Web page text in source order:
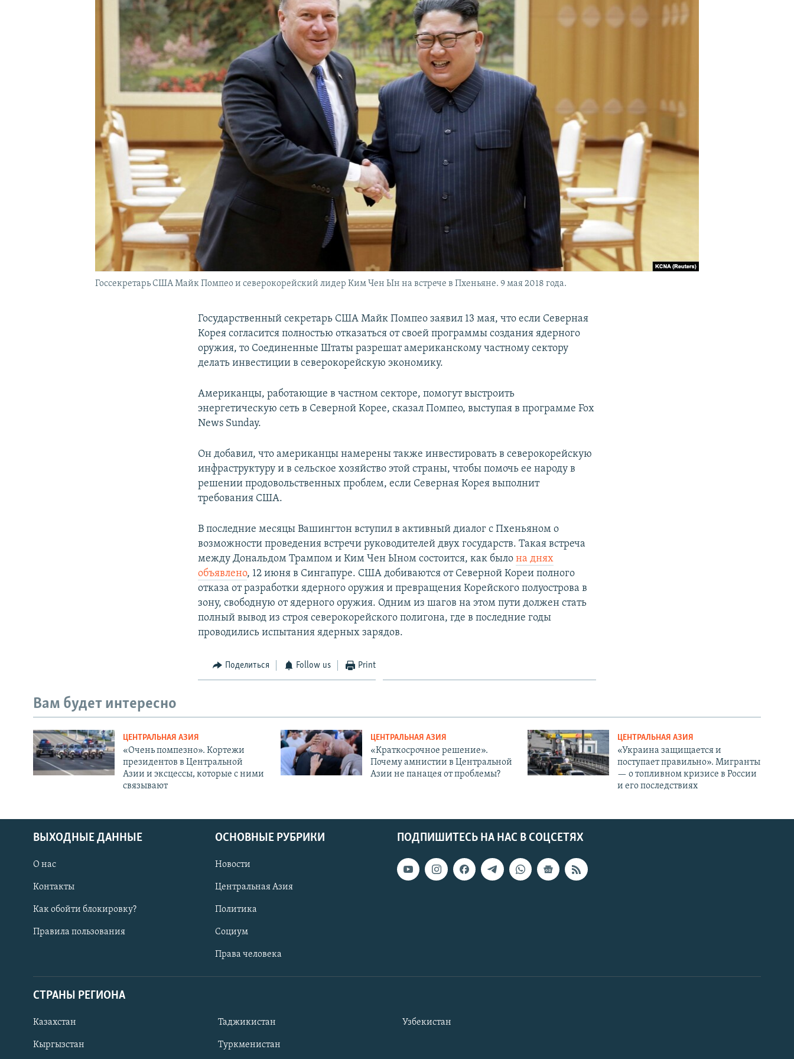
Госсекретарь США Майк Помпео и северокорейский лидер Ким Чен Ын на встрече в Пхеньяне. 9 мая 2018 года.
Государственный секретарь США Майк Помпео заявил 13 мая, что если Северная
Корея согласится полностью отказаться от своей программы создания ядерного
оружия, то Соединенные Штаты разрешат американскому частному сектору
делать инвестиции в северокорейскую экономику.
Американцы, работающие в частном секторе, помогут выстроить
энергетическую сеть в Северной Корее, сказал Помпео, выступая в программе Fox
News Sunday.
Он добавил, что американцы намерены также инвестировать в северокорейскую
инфраструктуру и в сельское хозяйство этой страны, чтобы помочь ее народу в
решении продовольственных проблем, если Северная Корея выполнит
требования США.
В последние месяцы Вашингтон вступил в активный диалог с Пхеньяном о
возможности проведения встречи руководителей двух государств. Такая встреча
между Дональдом Трампом и Ким Чен Ыном состоится, как былона днях
объявлено, 12 июня в Сингапуре. США добиваются от Северной Кореи полного
отказа от разработки ядерного оружия и превращения Корейского полуострова в
зону, свободную от ядерного оружия. Одним из шагов на этом пути должен стать
полный вывод из строя северокорейского полигона, где в последние годы
проводились испытания ядерных зарядов.
Поделиться Follow us Print
Вам будет интересно
ЦЕНТРАЛЬНАЯ АЗИЯ
«Очень помпезно». Кортежи
президентов в Центральной
Азии и эксцессы, которые с ними
связывают
ЦЕНТРАЛЬНАЯ АЗИЯ
«Краткосрочное решение».
Почему амнистии в Центральной
Азии не панацея от проблемы?
ЦЕНТРАЛЬНАЯ АЗИЯ
«Украина защищается и
поступает правильно». Мигранты
— о топливном кризисе в России
и его последствиях
ПОДПИШИТЕСЬ НА НАС В СОЦСЕТЯХ
ВЫХОДНЫЕ ДАННЫЕ
О нас
Контакты
Как обойти блокировку?
Правила пользования
ОСНОВНЫЕ РУБРИКИ
Новости
Центральная Азия
Политика
Социум
Права человека
СТРАНЫ РЕГИОНА
Казахстан
Кыргызстан
Таджикистан
Туркменистан
Узбекистан